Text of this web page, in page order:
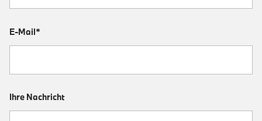
E-Mail*
Ihre Nachricht